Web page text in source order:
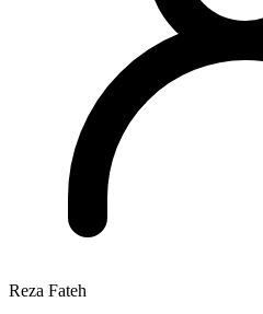
Reza Fateh